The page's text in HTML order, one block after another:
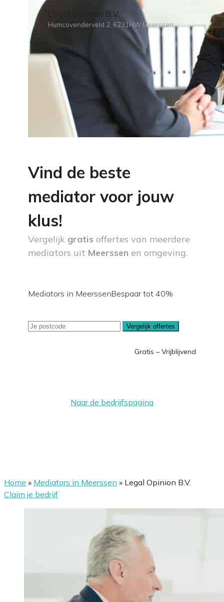
Legal Opinion B.V.
Humcovenderveld 2, 6231HW Meerssen
Vind de beste
mediator voor jouw
klus!
Vergelijk gratis offertes van meerdere
mediators uit Meerssen en omgeving.
Mediators in MeerssenBespaar tot 40%
Vergelijk offertes
Gratis – Vrijblijvend
Naar de bedrijfspagina
Home » Mediators in Meerssen » Legal Opinion B.V.
Claim je bedrijf